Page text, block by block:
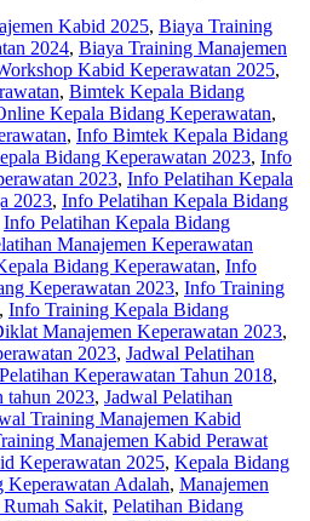
Kabid 2025, Biaya Training
2024, Biaya Training Manajemen
Kabid Keperawatan 2025,
, Bimtek Kepala Bidang
Kepala Bidang Keperawatan,
, Info Bimtek Kepala Bidang
Bidang Keperawatan 2023, Info
2023, Info Pelatihan Kepala
2023, Info Pelatihan Kepala Bidang
Info Pelatihan Kepala Bidang
Manajemen Keperawatan
Bidang Keperawatan, Info
Keperawatan 2023, Info Training
, Info Training Kepala Bidang
Manajemen Keperawatan 2023,
2023, Jadwal Pelatihan
Keperawatan Tahun 2018,
tahun 2023, Jadwal Pelatihan
Training Manajemen Kabid
Manajemen Kabid Perawat
Keperawatan 2025, Kepala Bidang
Keperawatan Adalah, Manajemen
Sakit, Pelatihan Bidang